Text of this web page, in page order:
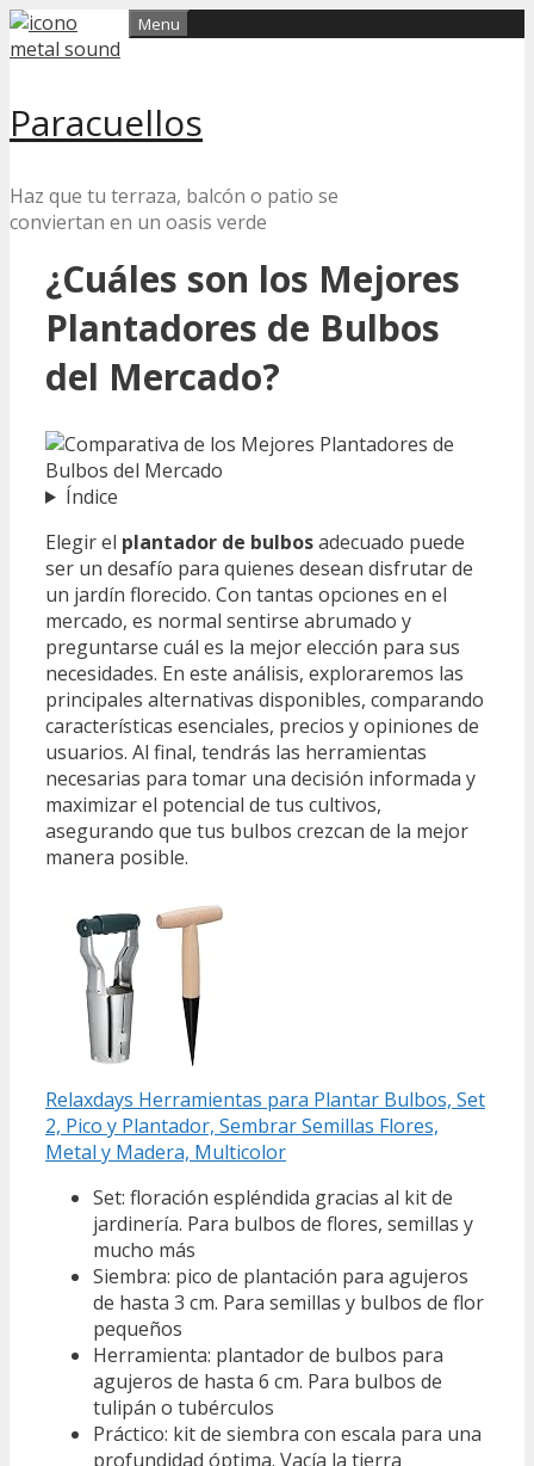
Skip
to
Paracuellos
Haz que tu terraza, balcón o patio se
conviertan en un oasis verde
Menu
¿Cuáles son los Mejores
Plantadores de Bulbos
del Mercado?
Índice
Elegir el plantador de bulbosadecuado puede
ser un desafío para quienes desean disfrutar de
un jardín florecido. Con tantas opciones en el
mercado, es normal sentirse abrumado y
preguntarse cuál es la mejor elección para sus
necesidades. En este análisis, exploraremos las
principales alternativas disponibles, comparando
características esenciales, precios y opiniones de
usuarios. Al final, tendrás las herramientas
necesarias para tomar una decisión informada y
maximizar el potencial de tus cultivos,
asegurando que tus bulbos crezcan de la mejor
manera posible.
Relaxdays Herramientas para Plantar Bulbos, Set
2, Pico y Plantador, Sembrar Semillas Flores,
Metal y Madera, Multicolor
Set: floración espléndida gracias al kit de
jardinería. Para bulbos de flores, semillas y
mucho más
Siembra: pico de plantación para agujeros
de hasta 3 cm. Para semillas y bulbos de flor
pequeños
Herramienta: plantador de bulbos para
agujeros de hasta 6 cm. Para bulbos de
tulipán o tubérculos
Práctico: kit de siembra con escala para una
profundidad óptima. Vacía la tierra